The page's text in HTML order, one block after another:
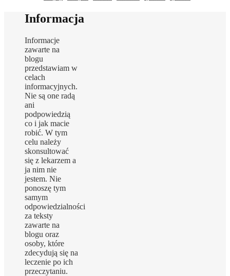
Informacja
Informacje
zawarte na
blogu
przedstawiam w
celach
informacyjnych.
Nie są one radą
ani
podpowiedzią
co i jak macie
robić. W tym
celu należy
skonsultować
się z lekarzem a
ja nim nie
jestem. Nie
ponoszę tym
samym
odpowiedzialności
za teksty
zawarte na
blogu oraz
osoby, które
zdecydują się na
leczenie po ich
przeczytaniu.